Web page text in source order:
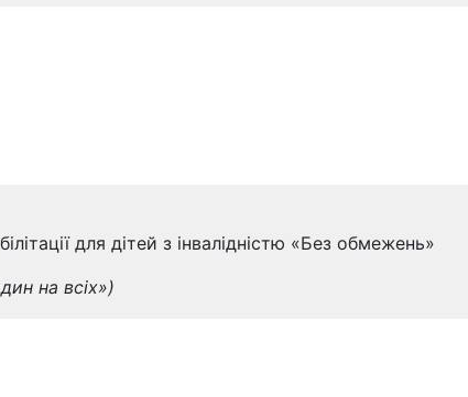
для дітей з інвалідністю «Без обмежень»
на всіх»)